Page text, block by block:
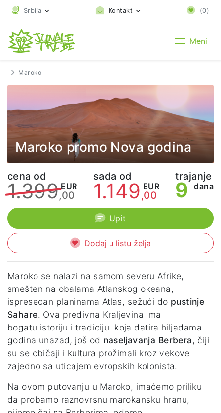
Srbija Kontakt (0)
Meni
Maroko
Maroko promo Nova godina
cena od
1.399 EUR
,00
sada od
1.149 EUR
,00
trajanje
9 dana
Upit
Dodaj u listu želja
Maroko se nalazi na samom severu Afrike,
smešten na obalama Atlanskog okeana,
ispresecan planinama Atlas, sežući do pustinje
Sahare. Ova predivna Kraljevina ima
bogatu istoriju i tradiciju, koja datira hiljadama
godina unazad, još od naseljavanja Berbera, čiji
su se običaji i kultura prožimali kroz vekove
zajedno sa uticajem evropskih kolonista.
Na ovom putovanju u Maroko, imaćemo priliku
da probamo raznovrsnu marokansku hranu,